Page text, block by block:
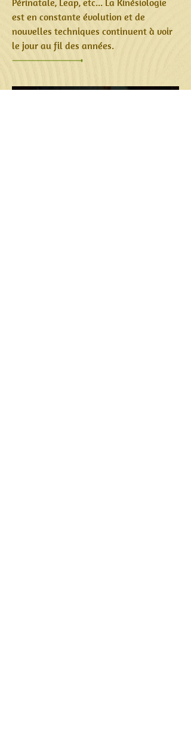
Périnatale, Leap, etc... La Kinésiologie
est en constante évolution et de
nouvelles techniques continuent à voir
le jour au fil des années.